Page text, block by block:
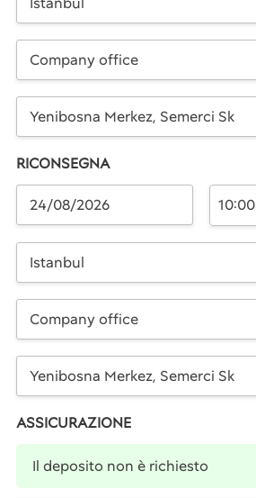
Company office
RICONSEGNA
10:00
Istanbul
Company office
ASSICURAZIONE
Il deposito non è richiesto